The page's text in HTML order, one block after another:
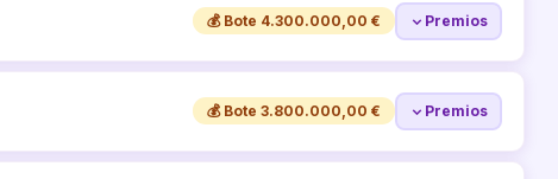
💰 Bote 4.300.000,00 € Premios
💰 Bote 3.800.000,00 € Premios